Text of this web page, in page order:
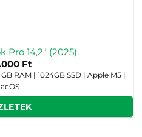
Pro 14,2″ (2025)
Ft
RAM | 1024GB SSD | Apple M5 |